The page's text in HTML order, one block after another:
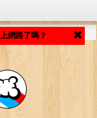
網路了嗎？
...